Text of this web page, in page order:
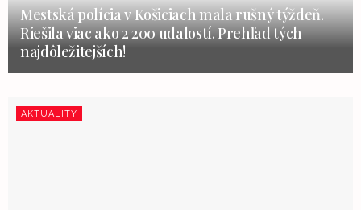
Mestská polícia v Košiciach mala rušný týždeň.
Riešila viac ako 2 200 udalostí. Prehľad tých
najdôležitejších!
AKTUALITY